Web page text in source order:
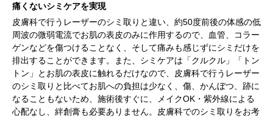
痛くないシミケアを実現
皮膚科で行うレーザーのシミ取りと違い、約50度前後の体感の低
周波の微弱電流でお肌の表皮のみに作用するので、血管、コラー
ゲンなどを傷つけることなく、そして痛みも感じずにシミだけを
排出することができます。また、シミケアは「クルクル」「トン
トン」とお肌の表皮に触れるだけなので、皮膚科で行うレーザー
のシミ取りと比べてお肌への負担は少なく、傷、かんぼつ、跡に
なることもないため、施術後すぐに、メイクOK・紫外線による
心配なし、絆創膏も必要ありません。皮膚科でのシミ取りをお考